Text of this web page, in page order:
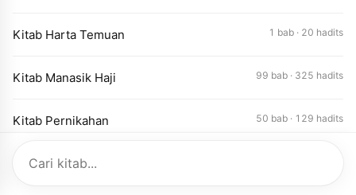
Kitab Harta Temuan 1 bab · 20 hadits
Kitab Manasik Haji 99 bab · 325 hadits
Kitab Pernikahan 50 bab · 129 hadits
Kitab Talak